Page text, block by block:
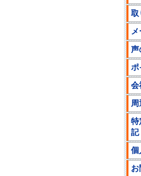
取
声
ポ
会
周
特
記
個
お